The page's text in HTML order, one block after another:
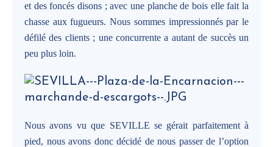
et des foncés disons ; avec une planche de bois elle fait la
chasse aux fugueurs. Nous sommes impressionnés par le
défilé des clients ; une concurrente a autant de succès un
peu plus loin.
Nous avons vu que SEVILLE se gérait parfaitement à
pied, nous avons donc décidé de nous passer de l’option